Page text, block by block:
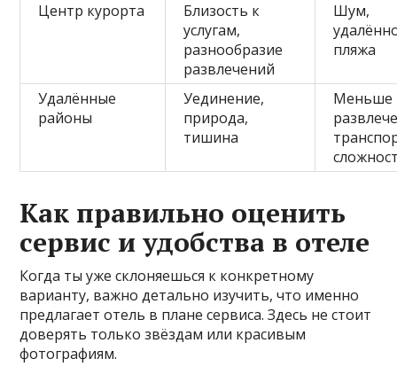
Центр курорта
Близость к
услугам,
разнообразие
развлечений
Шум,
пляжа
Удалённые
районы
Уединение,
природа,
тишина
Меньше
Как правильно оценить
сервис и удобства в отеле
Когда ты уже склоняешься к конкретному
варианту, важно детально изучить, что именно
предлагает отель в плане сервиса. Здесь не стоит
доверять только звёздам или красивым
фотографиям.